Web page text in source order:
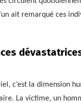
ait remarqué ces
c’est la dimension
La victime, un